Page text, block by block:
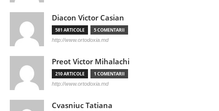
Diacon Victor Casian
581 ARTICOLE 5 COMENTARII
http://www.ortodoxia.md
Preot Victor Mihalachi
210 ARTICOLE 1 COMENTARII
http://www.ortodoxia.md
Cvasniuc Tatiana